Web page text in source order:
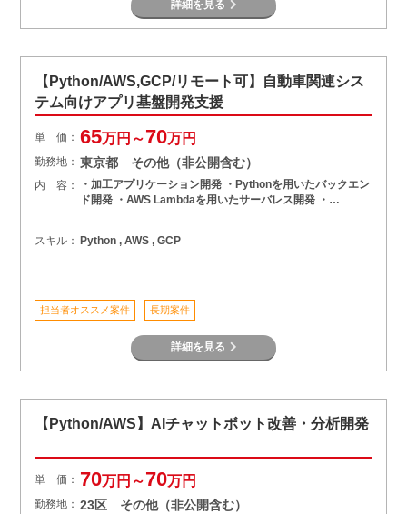
詳細を見る
【Python/AWS,GCP/リモート可】自動車関連シス
テム向けアプリ基盤開発支援
単 価： 65万円～70万円
勤務地： 東京都 その他（非公開含む）
内 容：
・加工アプリケーション開発 ・Pythonを用いたバックエン
ド開発 ・AWS Lambdaを用いたサーバレス開発 ・…
スキル： Python , AWS , GCP
担当者オススメ案件 長期案件
詳細を見る
【Python/AWS】AIチャットボット改善・分析開発
単 価： 70万円～70万円
勤務地： 23区 その他（非公開含む）